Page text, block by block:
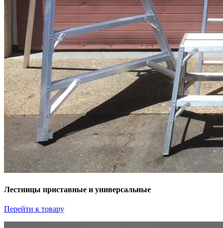
Лестницы приставные и универсальные
Перейти к товару